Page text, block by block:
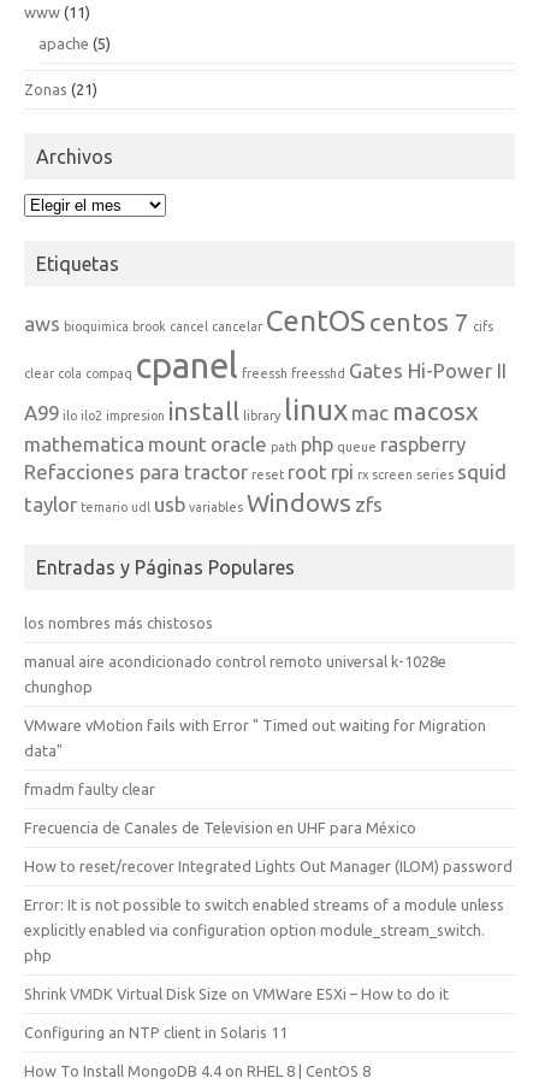
www (11)
apache (5)
Zonas (21)
Archivos
Archivos
Etiquetas
aws bioquimica brook cancel cancelar CentOS centos 7 cifs
clear cola compaq cpanel freessh freesshd Gates Hi-Power II
A99 ilo ilo2 impresion install library linux mac macosx
mathematica mount oracle path php queue raspberry
Refacciones para tractor reset root rpi rx screen series squid
taylor temario udl usb variables Windows zfs
Entradas y Páginas Populares
los nombres más chistosos
manual aire acondicionado control remoto universal k-1028e
chunghop
VMware vMotion fails with Error " Timed out waiting for Migration
data"
fmadm faulty clear
Frecuencia de Canales de Television en UHF para México
How to reset/recover Integrated Lights Out Manager (ILOM) password
Error: It is not possible to switch enabled streams of a module unless
explicitly enabled via configuration option module_stream_switch.
php
Shrink VMDK Virtual Disk Size on VMWare ESXi – How to do it
Configuring an NTP client in Solaris 11
How To Install MongoDB 4.4 on RHEL 8 | CentOS 8